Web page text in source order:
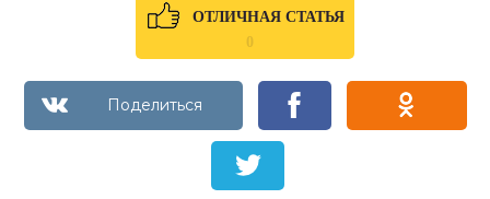
ОТЛИЧНАЯ СТАТЬЯ
0